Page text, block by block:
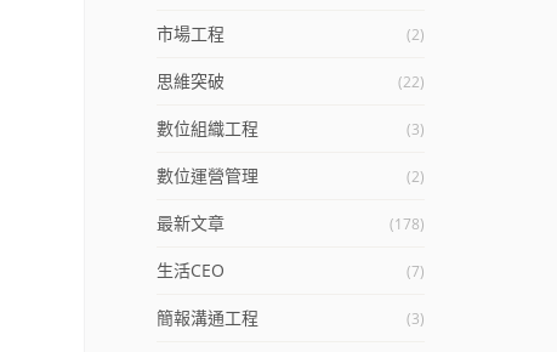
市場工程 (2)
思維突破 (22)
數位組織工程 (3)
數位運營管理 (2)
最新文章 (178)
生活CEO (7)
簡報溝通工程 (3)